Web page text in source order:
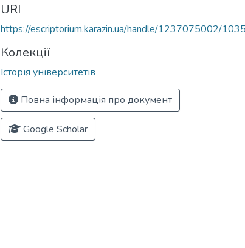
URI
https://escriptorium.karazin.ua/handle/1237075002/
Колекції
Історія університетів
Повна інформація про документ
Google Scholar